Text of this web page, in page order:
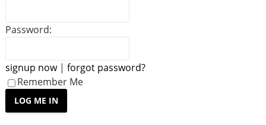
Password:
signup now| forgot password?
Remember Me